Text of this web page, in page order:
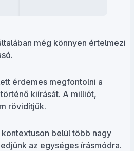
még könnyen értelmezi
érdemes megfontolni a
kiírását. A milliót,
rövidítjük.
belül több nagy
az egységes írásmódra.